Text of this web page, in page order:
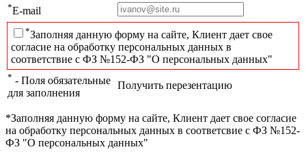
*E-mail
*Заполняя данную форму на сайте, Клиент дает свое
согласие на обработку персональных данных в
соответствие с ФЗ №152-ФЗ "О персональных данных"
* - Поля обязательные
для заполнения
Получить перезентацию
*Заполняя данную форму на сайте, Клиент дает свое согласие
на обработку персональных данных в соответсвие с ФЗ №152-
ФЗ "О персональных данных"